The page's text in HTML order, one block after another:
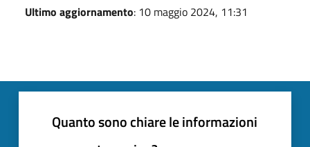
Ultimo aggiornamento: 10 maggio 2024, 11:31
Quanto sono chiare le informazioni